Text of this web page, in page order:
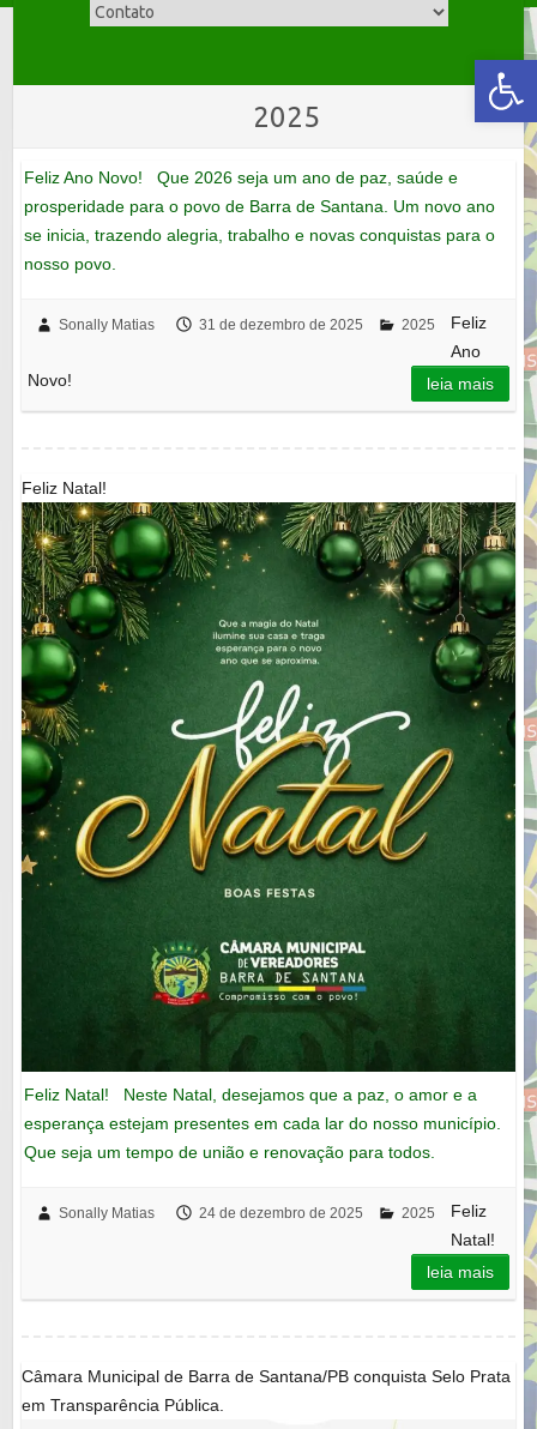
Abrir a barra de ferramentas
2025
Feliz Ano Novo! Que 2026 seja um ano de paz, saúde e
prosperidade para o povo de Barra de Santana. Um novo ano
se inicia, trazendo alegria, trabalho e novas conquistas para o
nosso povo.
Sonally Matias 31 de dezembro de 2025 2025
Feliz
Ano
Novo!
leia mais
Feliz Natal!
Feliz Natal! Neste Natal, desejamos que a paz, o amor e a
esperança estejam presentes em cada lar do nosso município.
Que seja um tempo de união e renovação para todos.
Sonally Matias 24 de dezembro de 2025 2025
Feliz
Natal!
leia mais
Câmara Municipal de Barra de Santana/PB conquista Selo Prata
em Transparência Pública.